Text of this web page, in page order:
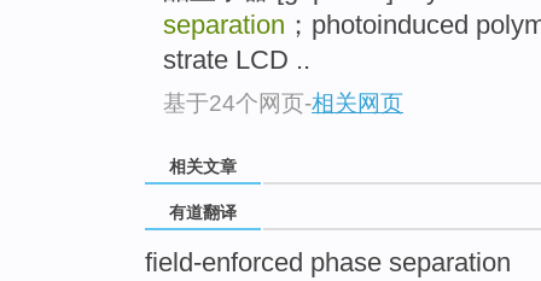
separation ；photoinduced
strate LCD ..
基于24个网页-相关网页
相关文章
有道翻译
field-enforced phase separation